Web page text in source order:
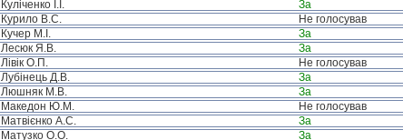
Куліченко І.І.
За
Курило В.С.
Не голосував
Кучер М.І.
За
Лесюк Я.В.
За
Лівік О.П.
Не голосував
Лубінець Д.В.
За
Люшняк М.В.
За
Македон Ю.М.
Не голосував
Матвієнко А.С.
За
Матузко О.О.
За